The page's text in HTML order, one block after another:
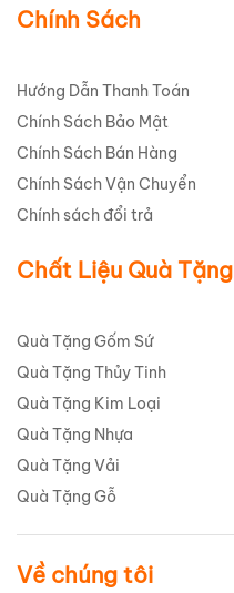
Chính Sách
Hướng Dẫn Thanh Toán
Chính Sách Bảo Mật
Chính Sách Bán Hàng
Chính Sách Vận Chuyển
Chính sách đổi trả
Chất Liệu Quà Tặng
Quà Tặng Gốm Sứ
Quà Tặng Thủy Tinh
Quà Tặng Kim Loại
Quà Tặng Nhựa
Quà Tặng Vải
Quà Tặng Gỗ
Về chúng tôi